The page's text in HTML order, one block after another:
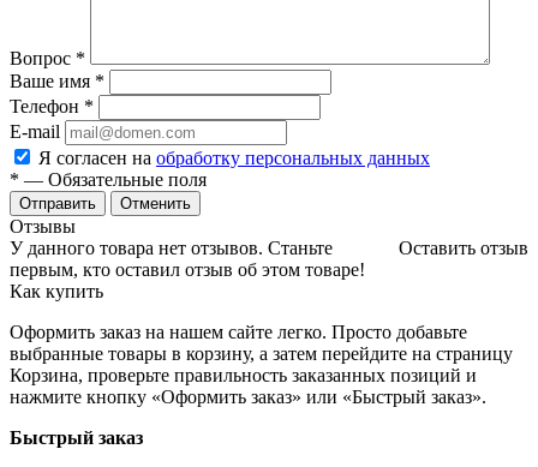
Вопрос *
Ваше имя *
Телефон *
E-mail
Я согласен на обработку персональных данных
* — Обязательные поля
Отменить
Отзывы
Оставить отзыв
У данного товара нет отзывов. Станьте
первым, кто оставил отзыв об этом товаре!
Как купить
Оформить заказ на нашем сайте легко. Просто добавьте
выбранные товары в корзину, а затем перейдите на страницу
Корзина, проверьте правильность заказанных позиций и
нажмите кнопку «Оформить заказ» или «Быстрый заказ».
Быстрый заказ